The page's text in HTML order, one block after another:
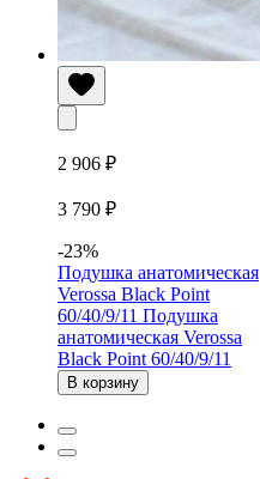
2 906 ₽
3 790 ₽
-23%
Подушка анатомическая
Verossa Black Point
60/40/9/11 Подушка
анатомическая Verossa
Black Point 60/40/9/11
В корзину